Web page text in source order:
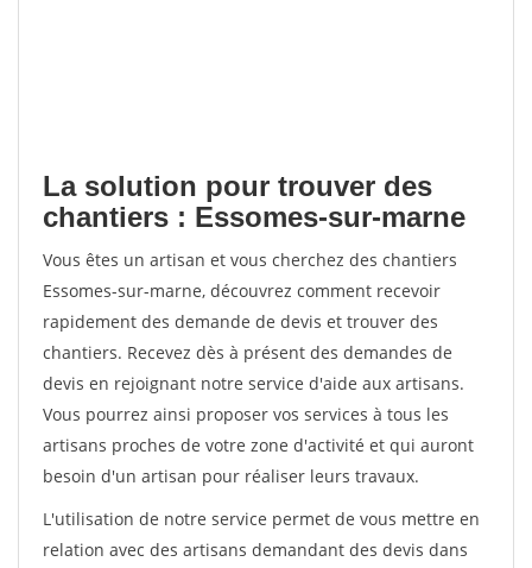
La solution pour trouver des
chantiers : Essomes-sur-marne
Vous êtes un artisan et vous cherchez des chantiers
Essomes-sur-marne, découvrez comment recevoir
rapidement des demande de devis et trouver des
chantiers. Recevez dès à présent des demandes de
devis en rejoignant notre service d'aide aux artisans.
Vous pourrez ainsi proposer vos services à tous les
artisans proches de votre zone d'activité et qui auront
besoin d'un artisan pour réaliser leurs travaux.
L'utilisation de notre service permet de vous mettre en
relation avec des artisans demandant des devis dans